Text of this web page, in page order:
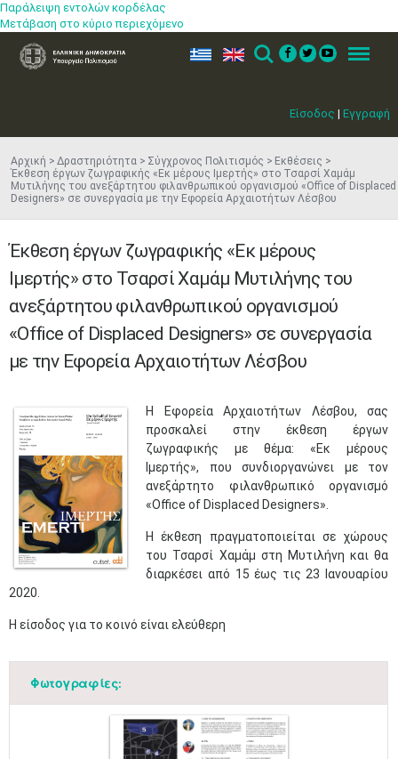
Παράλειψη εντολών κορδέλας
Μετάβαση στο κύριο περιεχόμενο
Είσοδος | Εγγραφή
ελ en Search Menu
Αρχική Δραστηριότητα Σύγχρονος Πολιτισμός
Εκθέσεις
Έκθεση έργων ζωγραφικής «Εκ μέρους Ιμερτής» στο Τσαρσί Χαμάμ
Μυτιλήνης του ανεξάρτητου φιλανθρωπικού οργανισμού «Office of Displaced
Designers» σε συνεργασία με την Εφορεία Αρχαιοτήτων Λέσβου
Έκθεση έργων ζωγραφικής «Εκ μέρους
Ιμερτής» στο Τσαρσί Χαμάμ Μυτιλήνης του
ανεξάρτητου φιλανθρωπικού οργανισμού
«Office of Displaced Designers» σε συνεργασία
με την Εφορεία Αρχαιοτήτων Λέσβου
Η Εφορεία Αρχαιοτήτων Λέσβου, σας
προσκαλεί στην έκθεση έργων
ζωγραφικής με θέμα: «Εκ μέρους
Ιμερτής», που συνδιοργανώνει με τον
ανεξάρτητο φιλανθρωπικό οργανισμό
«Office of Displaced Designers».
Η έκθεση πραγματοποιείται σε χώρους
του Τσαρσί Χαμάμ στη Μυτιλήνη και θα
διαρκέσει από 15 έως τις 23 Ιανουαρίου
2020.
Η είσοδος για το κοινό είναι ελεύθερη​
Φωτογραφίες: